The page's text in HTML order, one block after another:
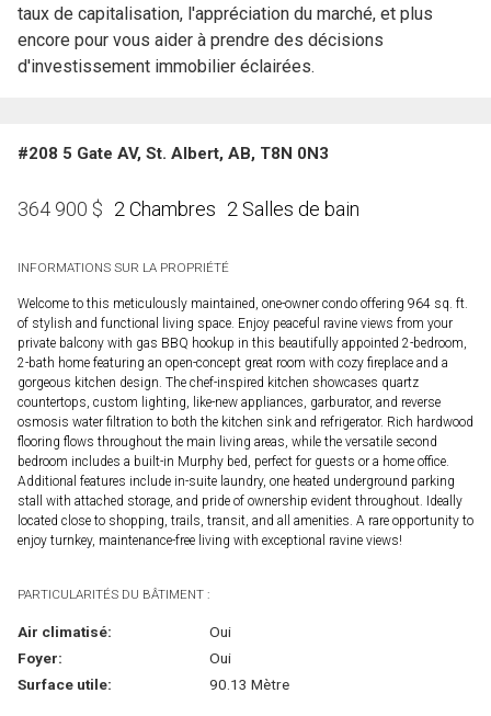
taux de capitalisation, l'appréciation du marché, et plus
encore pour vous aider à prendre des décisions
d'investissement immobilier éclairées.
#208 5 Gate AV, St. Albert, AB, T8N 0N3
364 900 $ 2 Chambres 2 Salles de bain
INFORMATIONS SUR LA PROPRIÉTÉ
Welcome to this meticulously maintained, one-owner condo offering 964 sq. ft.
of stylish and functional living space. Enjoy peaceful ravine views from your
private balcony with gas BBQ hookup in this beautifully appointed 2-bedroom,
2-bath home featuring an open-concept great room with cozy fireplace and a
gorgeous kitchen design. The chef-inspired kitchen showcases quartz
countertops, custom lighting, like-new appliances, garburator, and reverse
osmosis water filtration to both the kitchen sink and refrigerator. Rich hardwood
flooring flows throughout the main living areas, while the versatile second
bedroom includes a built-in Murphy bed, perfect for guests or a home office.
Additional features include in-suite laundry, one heated underground parking
stall with attached storage, and pride of ownership evident throughout. Ideally
located close to shopping, trails, transit, and all amenities. A rare opportunity to
enjoy turnkey, maintenance-free living with exceptional ravine views!
PARTICULARITÉS DU BÂTIMENT :
Air climatisé:
Oui
Foyer:
Oui
Surface utile:
90.13 Mètre